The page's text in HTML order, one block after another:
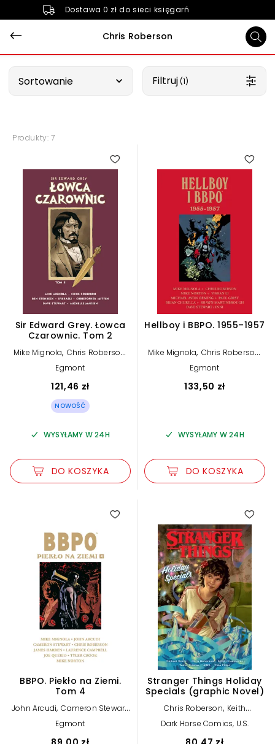
Dostawa 0 zł do sieci księgarń
Chris Roberson
Sortowanie Filtruj (1)
Produkty: 7
Sir Edward Grey. Łowca
Czarownic. Tom 2
Mike Mignola, Chris Roberson
Ben Stenbeck
Egmont
121,46 zł
NOWOŚĆ
WYSYŁAMY W 24H
DO KOSZYKA
Hellboy i BBPO. 1955–1957
Mike Mignola, Chris Roberson
Shawn Martinbrough
,Brian Churilla
Egmont
133,50 zł
WYSYŁAMY W 24H
DO KOSZYKA
BBPO. Piekło na Ziemi.
Tom 4
John Arcudi,Cameron Stewart,
Chris Roberson
Egmont
Stranger Things Holiday
Specials (graphic Novel)
Chris Roberson, Keith
Champagne
Michael Moreci
Dark Horse Comics, U.S.